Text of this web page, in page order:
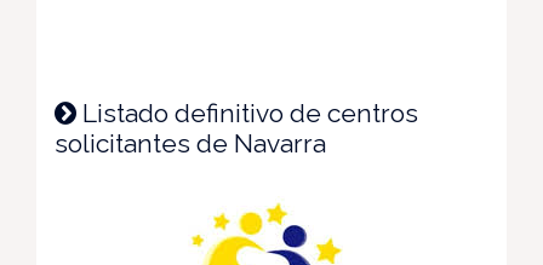
Listado definitivo de centros
solicitantes de Navarra